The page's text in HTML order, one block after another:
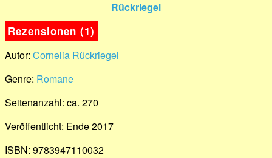
Rezensionen (1)
Autor: Cornelia Rückriegel
Genre: Romane
Seitenanzahl: ca. 270
Veröffentlicht: Ende 2017
ISBN: 9783947110032